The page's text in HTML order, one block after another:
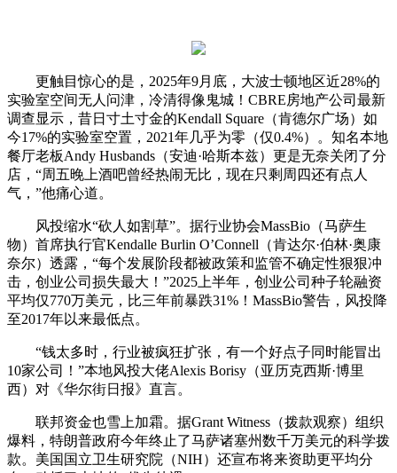
更触目惊心的是，2025年9月底，大波士顿地区近28%的
实验室空间无人问津，冷清得像鬼城！CBRE房地产公司最新
调查显示，昔日寸土寸金的Kendall Square（肯德尔广场）如
今17%的实验室空置，2021年几乎为零（仅0.4%）。知名本地
餐厅老板Andy Husbands（安迪·哈斯本兹）更是无奈关闭了分
店，“周五晚上酒吧曾经热闹无比，现在只剩周四还有点人
气，”他痛心道。
风投缩水“砍人如割草”。据行业协会MassBio（马萨生
物）首席执行官Kendalle Burlin O’Connell（肯达尔·伯林·奥康
奈尔）透露，“每个发展阶段都被政策和监管不确定性狠狠冲
击，创业公司损失最大！”2025上半年，创业公司种子轮融资
平均仅770万美元，比三年前暴跌31%！MassBio警告，风投降
至2017年以来最低点。
“钱太多时，行业被疯狂扩张，有一个好点子同时能冒出
10家公司！”本地风投大佬Alexis Borisy（亚历克西斯·博里
西）对《华尔街日报》直言。
联邦资金也雪上加霜。据Grant Witness（拨款观察）组织
爆料，特朗普政府今年终止了马萨诸塞州数千万美元的科学拨
款。美国国立卫生研究院（NIH）还宣布将来资助更平均分